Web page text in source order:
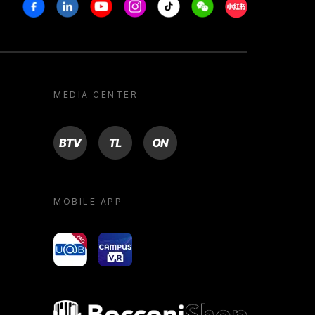
FacebookLinkedinYoutubeInstagram
Tiktok WeechatXiaohongshu/
MEDIA CENTER
BTV TL ON
MOBILE APP
yoU@B Campus VR
Bocconi shop